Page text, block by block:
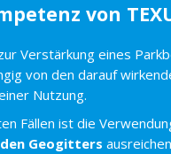
von
Verstärkung eines
von den darauf
Nutzung.
Fällen ist die
Geogitters